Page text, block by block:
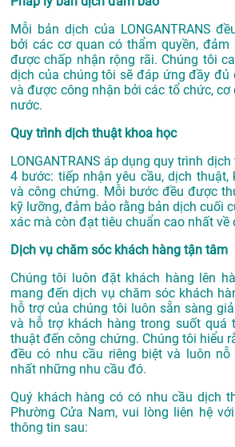
Mỗi bản dịch của LONGANTRANS
bởi các cơ quan có thẩm quyền,
được chấp nhận rộng rãi. Chúng tôi
dịch của chúng tôi sẽ đáp ứng đầy đủ
và được công nhận bởi các tổ chức, cơ
nước.
Quy trình dịch thuật khoa học
LONGANTRANS áp dụng quy trình
4 bước: tiếp nhận yêu cầu, dịch thuật,
và công chứng. Mỗi bước đều được
kỹ lưỡng, đảm bảo rằng bản dịch cuối
xác mà còn đạt tiêu chuẩn cao nhất về
Dịch vụ chăm sóc khách hàng tận tâm
Chúng tôi luôn đặt khách hàng lên
mang đến dịch vụ chăm sóc khách
hỗ trợ của chúng tôi luôn sẵn sàng
và hỗ trợ khách hàng trong suốt quá
thuật đến công chứng. Chúng tôi hiểu
đều có nhu cầu riêng biệt và luôn
nhất những nhu cầu đó.
Quý khách hàng có có nhu cầu dịch
Phường Cửa Nam, vui lòng liên hệ
thông tin sau: